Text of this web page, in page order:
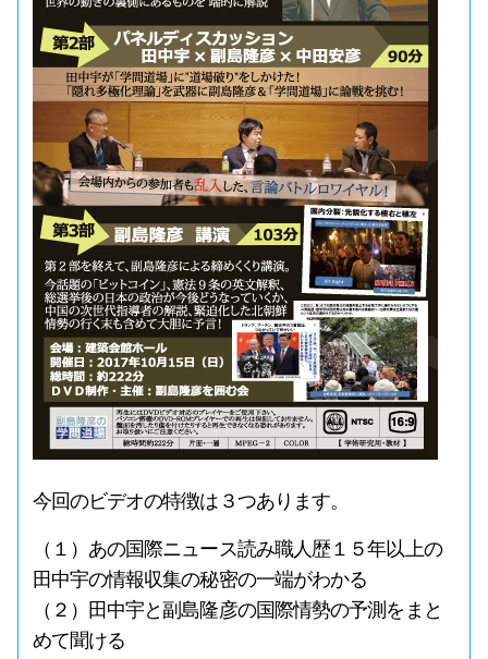
今回のビデオの特徴は３つあります。
（１）あの国際ニュース読み職人歴１５年以上の
田中宇の情報収集の秘密の一端がわかる
（２）田中宇と副島隆彦の国際情勢の予測をまと
めて聞ける